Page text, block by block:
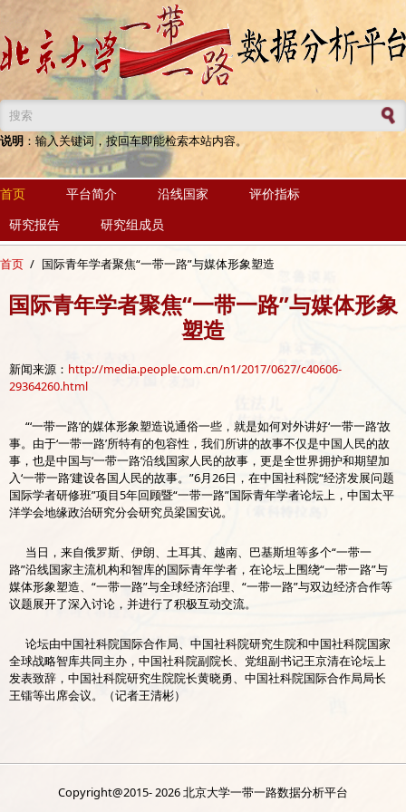
搜索表单
说明 ：输入关键词，按回车即能检索本站内容。
首页 平台简介 沿线国家 评价指标
研究报告 研究组成员
首页 / 国际青年学者聚焦“一带一路”与媒体形象塑造
国际青年学者聚焦“一带一路”与媒体形象
塑造
新闻来源： http://media.people.com.cn/n1/2017/0627/c40606-
29364260.html
“‘一带一路’的媒体形象塑造说通俗一些，就是如何对外讲好‘一带一路’故
事。由于‘一带一路’所特有的包容性，我们所讲的故事不仅是中国人民的故
事，也是中国与‘一带一路’沿线国家人民的故事，更是全世界拥护和期望加
入‘一带一路’建设各国人民的故事。”6月26日，在中国社科院“经济发展问题
国际学者研修班”项目5年回顾暨“一带一路”国际青年学者论坛上，中国太平
洋学会地缘政治研究分会研究员梁国安说。
当日，来自俄罗斯、伊朗、土耳其、越南、巴基斯坦等多个“一带一
路”沿线国家主流机构和智库的国际青年学者，在论坛上围绕“一带一路”与
媒体形象塑造、“一带一路”与全球经济治理、“一带一路”与双边经济合作等
议题展开了深入讨论，并进行了积极互动交流。
论坛由中国社科院国际合作局、中国社科院研究生院和中国社科院国家
全球战略智库共同主办，中国社科院副院长、党组副书记王京清在论坛上
发表致辞，中国社科院研究生院院长黄晓勇、中国社科院国际合作局局长
王镭等出席会议。（记者王清彬）
Copyright@2015-2026 北京大学一带一路数据分析平台